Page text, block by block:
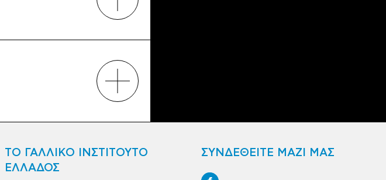
ΤΟ ΓΑΛΛΙΚΟ ΙΝΣΤΙΤΟΥΤΟ
ΕΛΛΑΔΟΣ
ΣΥΝΔΕΘΕΙΤΕ ΜΑΖΙ ΜΑΣ